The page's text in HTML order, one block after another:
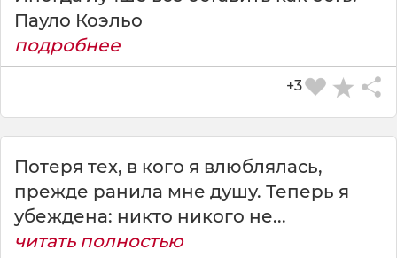
Пауло Коэльо
подробнее
+3
Потеря тех, в кого я влюблялась,
прежде ранила мне душу. Теперь я
убеждена: никто никого не...
читать полностью